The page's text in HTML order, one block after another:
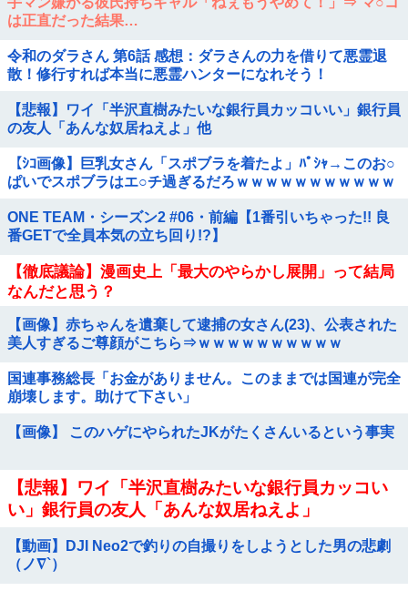
は正直だった結果…
令和のダラさん 第6話 感想：ダラさんの力を借りて悪霊退
散！修行すれば本当に悪霊ハンターになれそう！
【悲報】ワイ「半沢直樹みたいな銀行員カッコいい」銀行員
の友人「あんな奴居ねえよ」他
【ｼｺ画像】巨乳女さん「スポブラを着たよ」ﾊﾟｼｬ→このお○
ぱいでスポブラはエ○チ過ぎるだろｗｗｗｗｗｗｗｗｗｗｗ
ONE TEAM・シーズン2 #06・前編【1番引いちゃった!! 良
番GETで全員本気の立ち回り!?】
【徹底議論】漫画史上「最大のやらかし展開」って結局
なんだと思う？
【画像】赤ちゃんを遺棄して逮捕の女さん(23)、公表された
美人すぎるご尊顔がこちら⇒ｗｗｗｗｗｗｗｗｗｗ
国連事務総長「お金がありません。このままでは国連が完全
崩壊します。助けて下さい」
【画像】 このハゲにやられたJKがたくさんいるという事実
【悲報】ワイ「半沢直樹みたいな銀行員カッコい
い」銀行員の友人「あんな奴居ねえよ」
【動画】DJI Neo2で釣りの自撮りをしようとした男の悲劇
（ノ∇`）